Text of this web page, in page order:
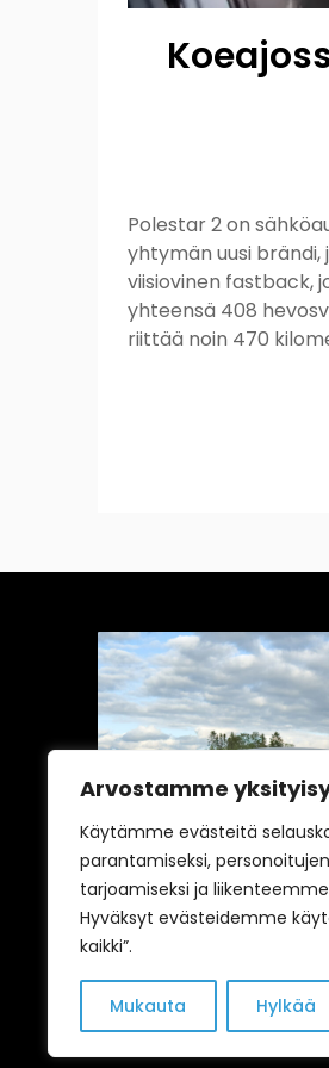
Arvostamme
Käytämme evästeitä
parantamiseksi,
tarjoamiseksi ja
Hyväksyt evästeidemme
kaikki”.
Mukauta Hylkää
Polestar 2 on
yhtymän uusi brändi,
viisiovinen fastback,
yhteensä 408
riittää noin 470
Yleinen
Renault 5 E-
tahdon!